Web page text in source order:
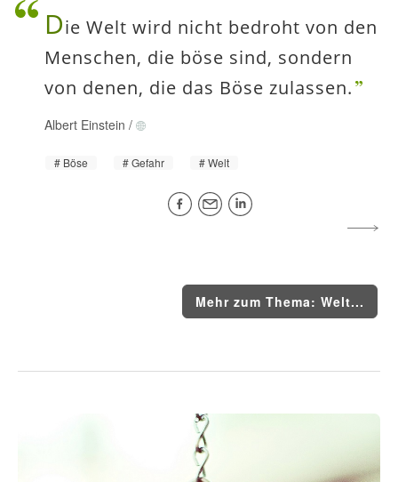
Die Welt wird nicht bedroht von den
Menschen, die böse sind, sondern
von denen, die das Böse zulassen.
Albert Einstein /
Böse Gefahr Welt
Mehr zum Thema: Welt...